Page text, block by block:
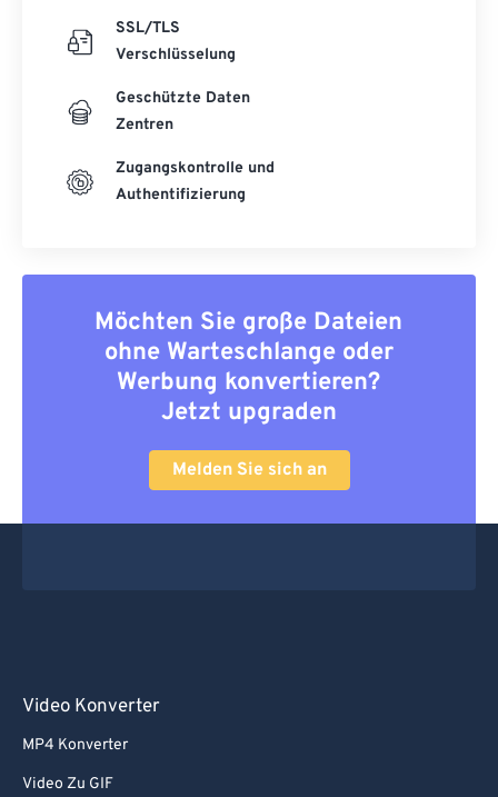
SSL/TLS
Verschlüsselung
Geschützte Daten
Zentren
Zugangskontrolle und
Authentifizierung
Möchten Sie große Dateien
ohne Warteschlange oder
Werbung konvertieren?
Jetzt upgraden
Melden Sie sich an
Video Konverter
MP4 Konverter
Video Zu GIF